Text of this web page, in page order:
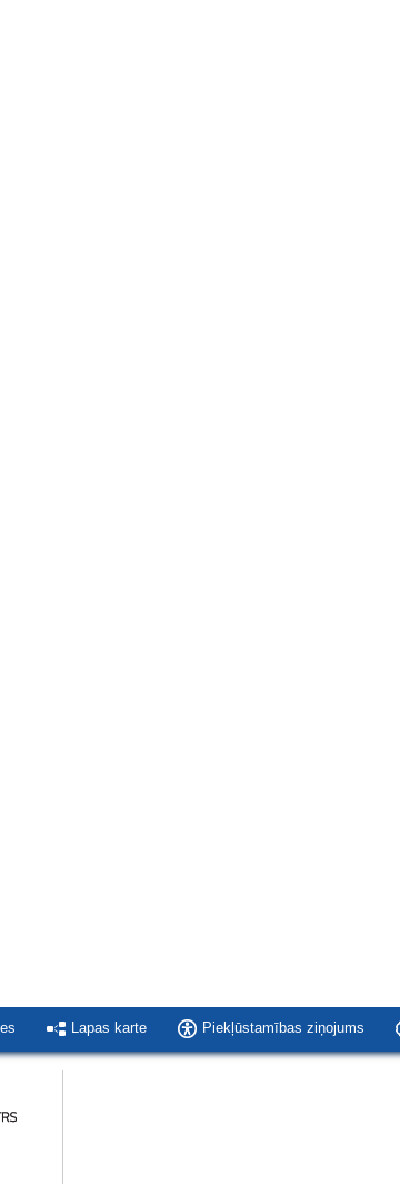
Lapas karte Piekļūstamības ziņojums